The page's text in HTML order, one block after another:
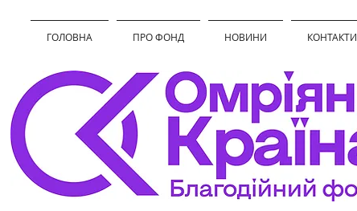
ГОЛОВНА ПРО ФОНД НОВИНИ КОНТАКТИ